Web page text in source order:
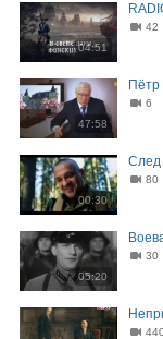
04:51
42
47:58
Пётр
6
00:30
След
80
05:20
30